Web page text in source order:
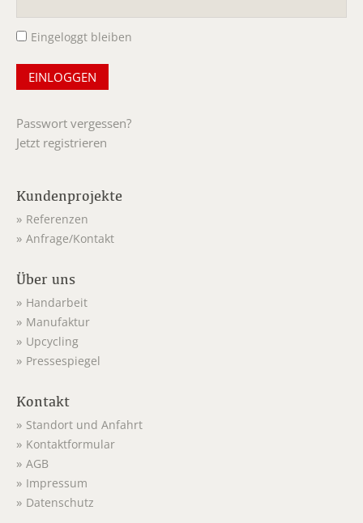
Eingeloggt bleiben
Passwort vergessen?
Jetzt registrieren
Kundenprojekte
Referenzen
Anfrage/Kontakt
Über uns
Handarbeit
Manufaktur
Upcycling
Pressespiegel
Kontakt
Standort und Anfahrt
Kontaktformular
AGB
Impressum
Datenschutz